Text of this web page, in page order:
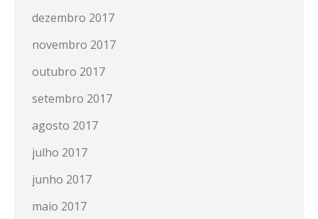
dezembro 2017
novembro 2017
outubro 2017
setembro 2017
agosto 2017
julho 2017
junho 2017
maio 2017